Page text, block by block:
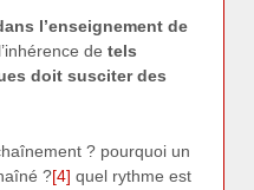
l’enseignement de
de tels
doit susciter des
? pourquoi un
?[4] quel rythme est